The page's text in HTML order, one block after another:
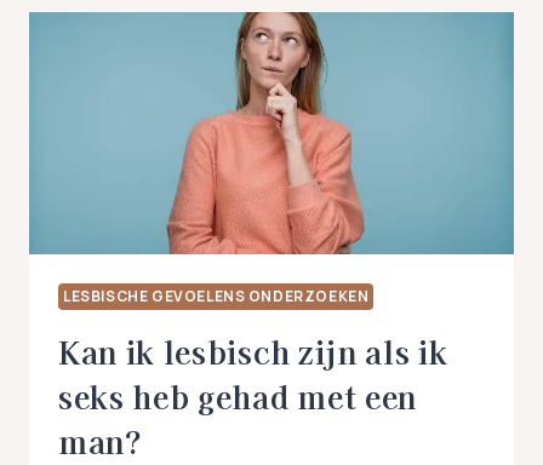
OM
GEAARDHEID
ZOEKEN?
LESBISCHE GEVOELENS ONDERZOEKEN
Kan ik lesbisch zijn als ik
seks heb gehad met een
man?